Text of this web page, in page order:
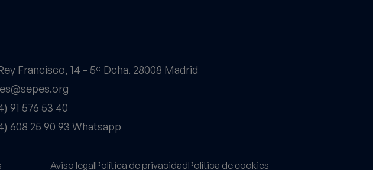
Francisco, 14 - 5º Dcha. 28008 Madrid
91 576 53 40
608 25 90 93 Whatsapp
Aviso legalPolítica de privacidadPolítica de cookies